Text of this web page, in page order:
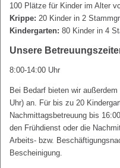
100 Plätze für Kinder im Alter
Krippe: 20 Kinder in 2
Kindergarten: 80 Kinder in 4
Unsere
8:00-14:00 Uhr
Bei Bedarf bieten wir
Uhr) an. Für bis zu 20
Nachmittagsbetreuung bis
den Frühdienst oder die
Arbeits- bzw.
Bescheinigung.